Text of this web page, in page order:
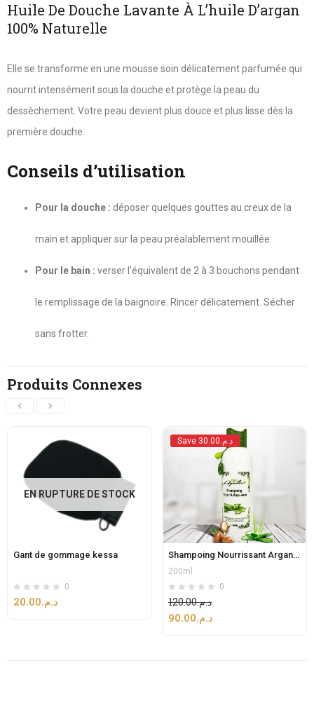
Huile De Douche Lavante À L’huile D’argan
100% Naturelle
Elle se transforme en une mousse soin délicatement parfumée qui
nourrit intensément sous la douche et protège la peau du
dessèchement. Votre peau devient plus douce et plus lisse dès la
première douche.
Conseils d’utilisation
Pour la douche : déposer quelques gouttes au creux de la
main et appliquer sur la peau préalablement mouillée.
Pour le bain : verser l’équivalent de 2 à 3 bouchons pendant
le remplissage de la baignoire. Rincer délicatement. Sécher
sans frotter.
Produits Connexes
EN RUPTURE DE STOCK
Gant de gommage kessa
0
د.م.20.00
Save د.م.30.00
Shampoing Nourrissant Argan & Aloe-Vera sans sulfate
200ml
0
د.م.120.00
د.م.90.00